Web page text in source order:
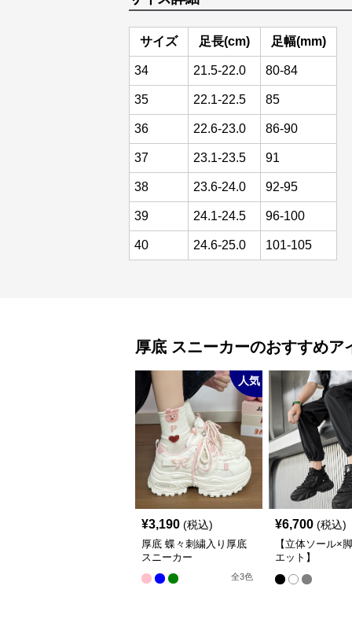
サイズ 足長(cm) 足幅(mm)
34 21.5-22.0 80-84
35 22.1-22.5 85
36 22.6-23.0 86-90
37 23.1-23.5 91
38 23.6-24.0 92-95
39 24.1-24.5 96-100
40 24.6-25.0 101-105
厚底 スニーカーのおすすめア
人気
¥3,190 (税込)
厚底 蝶々刺繍入り厚底
スニーカー
全3色
¥6,700 (税込)
【立体ソール×
エット】
12cm/10cm/
底 ボリュームソ